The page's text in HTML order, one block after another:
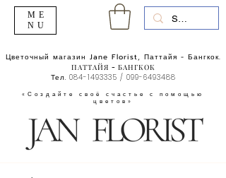
«Создайте своё счастье с помощью
цветов»
Цветочный магазин Jane Florist, Паттайя - Бангкок.
ПАТТАЙЯ - БАНГКОК
Тел. 084-1493335 / 099-6493488
ME
NU